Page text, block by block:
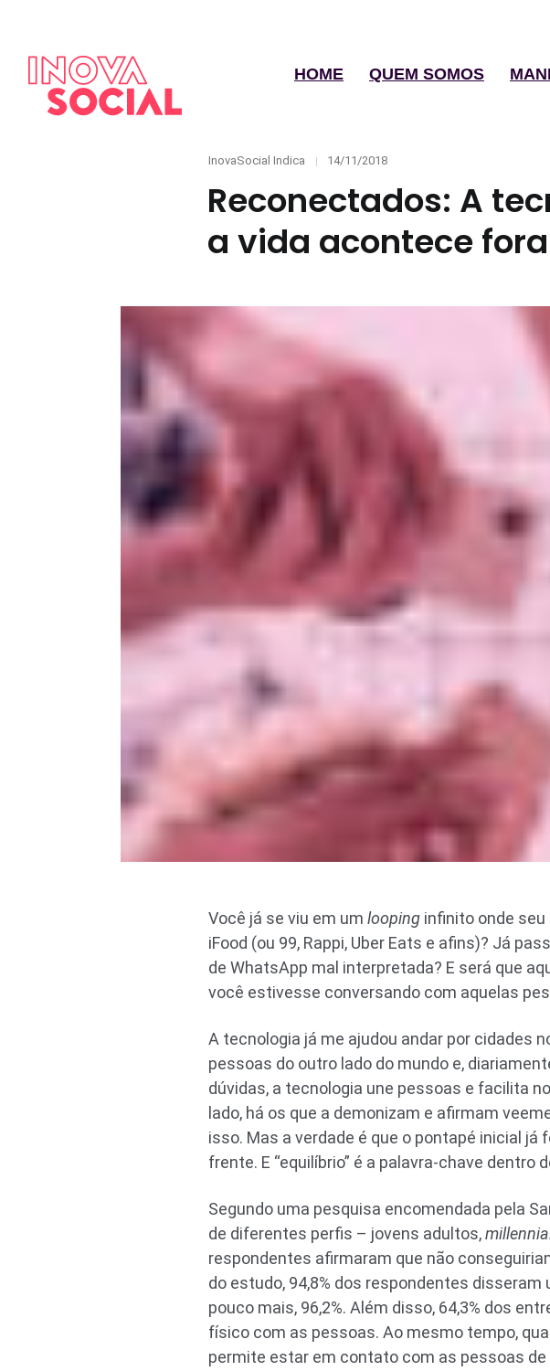
HOME QUEM SOMOS
Categories
InovaSocial Indica
Posted
14/11/2018
Reconectados: A
a vida acontece
Você já se viu em um looping infinito onde
iFood (ou 99, Rappi, Uber Eats e afins)? Já
de WhatsApp mal interpretada? E será que
você estivesse conversando com aquelas
A tecnologia já me ajudou andar por cidades
pessoas do outro lado do mundo e,
dúvidas, a tecnologia une pessoas e facilita
lado, há os que a demonizam e afirmam
isso. Mas a verdade é que o pontapé inicial já
frente. E “equilíbrio” é a palavra-chave dentro
Segundo uma pesquisa encomendada pela
de diferentes perfis – jovens adultos,
respondentes afirmaram que não
do estudo, 94,8% dos respondentes
pouco mais, 96,2%. Além disso, 64,3% dos
físico com as pessoas. Ao mesmo tempo,
permite estar em contato com as pessoas